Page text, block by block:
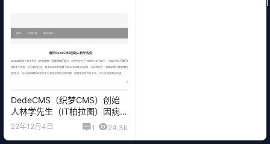
DedeCMS（织梦CMS）创始
人林学先生（IT柏拉图）因病
去世
22年12月4日 1 24.3k